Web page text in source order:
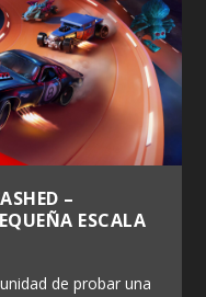
–
ESCALA
de probar una